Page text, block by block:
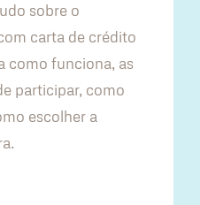
sobre o
carta de crédito
como funciona, as
participar, como
escolher a